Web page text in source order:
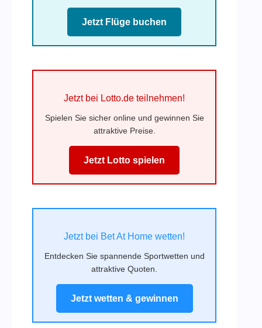
Jetzt Flüge buchen
Jetzt bei Lotto.de teilnehmen!
Spielen Sie sicher online und gewinnen Sie
attraktive Preise.
Jetzt Lotto spielen
Jetzt bei Bet At Home wetten!
Entdecken Sie spannende Sportwetten und
attraktive Quoten.
Jetzt wetten & gewinnen